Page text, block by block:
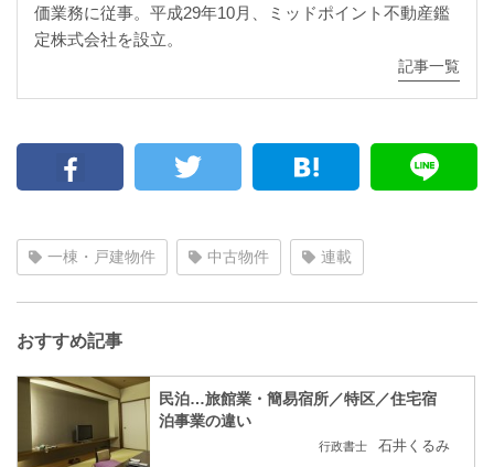
価業務に従事。平成29年10月、ミッドポイント不動産鑑
定株式会社を設立。
記事一覧
一棟・戸建物件 中古物件 連載
おすすめ記事
民泊…旅館業・簡易宿所／特区／住宅宿
泊事業の違い
行政書士 石井くるみ